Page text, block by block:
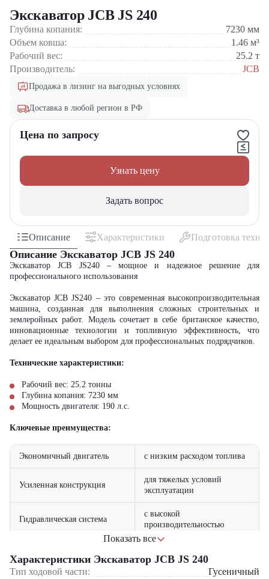
Экскаватор JCB JS 240
Глубина копания: 7230 мм
Объем ковша:
1.46 м³
Рабочий вес:
25.2 т
Производитель:
JCB
Продажа в лизинг на выгодных условиях
Доставка в любой регион в РФ
Цена по запросу
Узнать цену
Задать вопрос
Описание Характеристики Подготовка
Описание Экскаватор JCB JS 240
Экскаватор JCB JS240 – мощное и надежное решение для
профессионального использования
Экскаватор JCB JS240 – это современная высокопроизводительная
машина, созданная для выполнения сложных строительных и
землеройных работ. Модель сочетает в себе британское качество,
инновационные технологии и топливную эффективность, что
делает ее идеальным выбором для профессиональных подрядчиков.
Технические характеристики:
Рабочий вес: 25.2 тонны
Глубина копания: 7230 мм
Мощность двигателя: 190 л.с.
Ключевые преимущества:
Экономичный двигатель с низким расходом топлива
Усиленная конструкция
для тяжелых условий
эксплуатации
Гидравлическая система
с высокой
производительностью
Технология LiveLink для удаленного мониторинга
Показать все
Характеристики Экскаватор JCB JS 240
Тип ходовой части:
Гусеничный